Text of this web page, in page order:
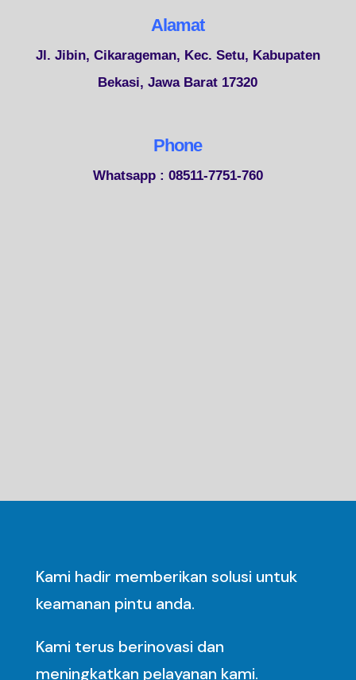
Alamat
Jl. Jibin, Cikarageman, Kec. Setu, Kabupaten
Bekasi, Jawa Barat 17320
Phone
Whatsapp : 08511-7751-760
Kami hadir memberikan solusi untuk
keamanan pintu anda.
Kami terus berinovasi dan
meningkatkan pelayanan kami.